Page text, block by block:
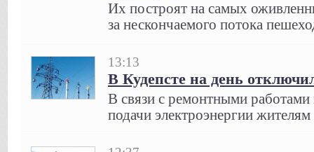
Их построят на самых
за нескончаемого потока
13:13
В Кудепсте на день
В связи с ремонтными
подачи электроэнергии